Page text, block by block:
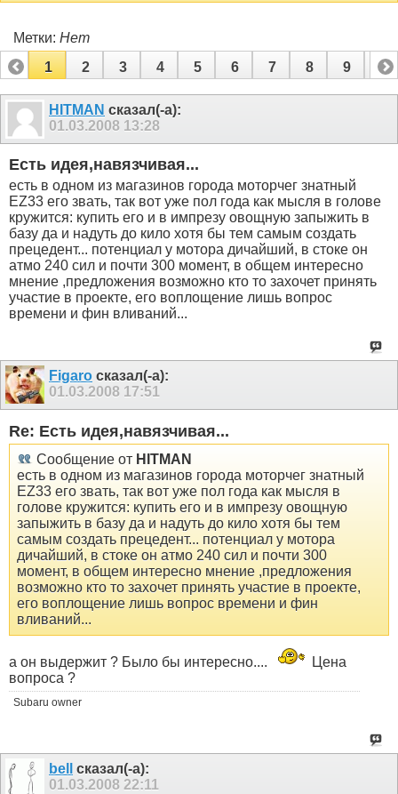
Метки: Нет
1
2 3 4 5 6 7 8 9 10
11 12
HITMAN сказал(-а):
01.03.2008 13:28
Есть идея,навязчивая...
есть в одном из магазинов города моторчег знатный
EZ33 его звать, так вот уже пол года как мысля в голове
кружится: купить его и в импрезу овощную запыжить в
базу да и надуть до кило хотя бы тем самым создать
прецедент... потенциал у мотора дичайший, в стоке он
атмо 240 сил и почти 300 момент, в общем интересно
мнение ,предложения возможно кто то захочет принять
участие в проекте, его воплощение лишь вопрос
времени и фин вливаний...
Figaro сказал(-а):
01.03.2008 17:51
Re: Есть идея,навязчивая...
Сообщение от HITMAN
есть в одном из магазинов города моторчег знатный
EZ33 его звать, так вот уже пол года как мысля в
голове кружится: купить его и в импрезу овощную
запыжить в базу да и надуть до кило хотя бы тем
самым создать прецедент... потенциал у мотора
дичайший, в стоке он атмо 240 сил и почти 300
момент, в общем интересно мнение ,предложения
возможно кто то захочет принять участие в проекте,
его воплощение лишь вопрос времени и фин
вливаний...
а он выдержит ? Было бы интересно....
Цена
вопроса ?
Subaru owner
bell
сказал(-а):
01.03.2008 22:11